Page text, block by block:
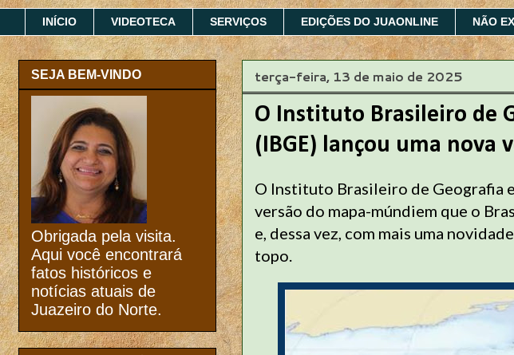
INÍCIO VIDEOTECA SERVIÇOS EDIÇÕES DO JUAONLINE NÃO
terça-feira, 13 de maio de 2025
O Instituto Brasileiro de
(IBGE) lançou uma nova
O Instituto Brasileiro de Geografia
versão do mapa-múndiem que o
e, dessa vez, com mais uma
topo.
SEJA BEM-VINDO
Obrigada pela visita.
Aqui você encontrará
fatos históricos e
notícias atuais de
Juazeiro do Norte.